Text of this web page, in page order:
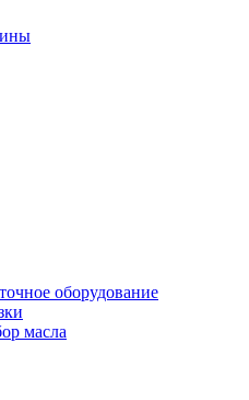
оборудование
масла